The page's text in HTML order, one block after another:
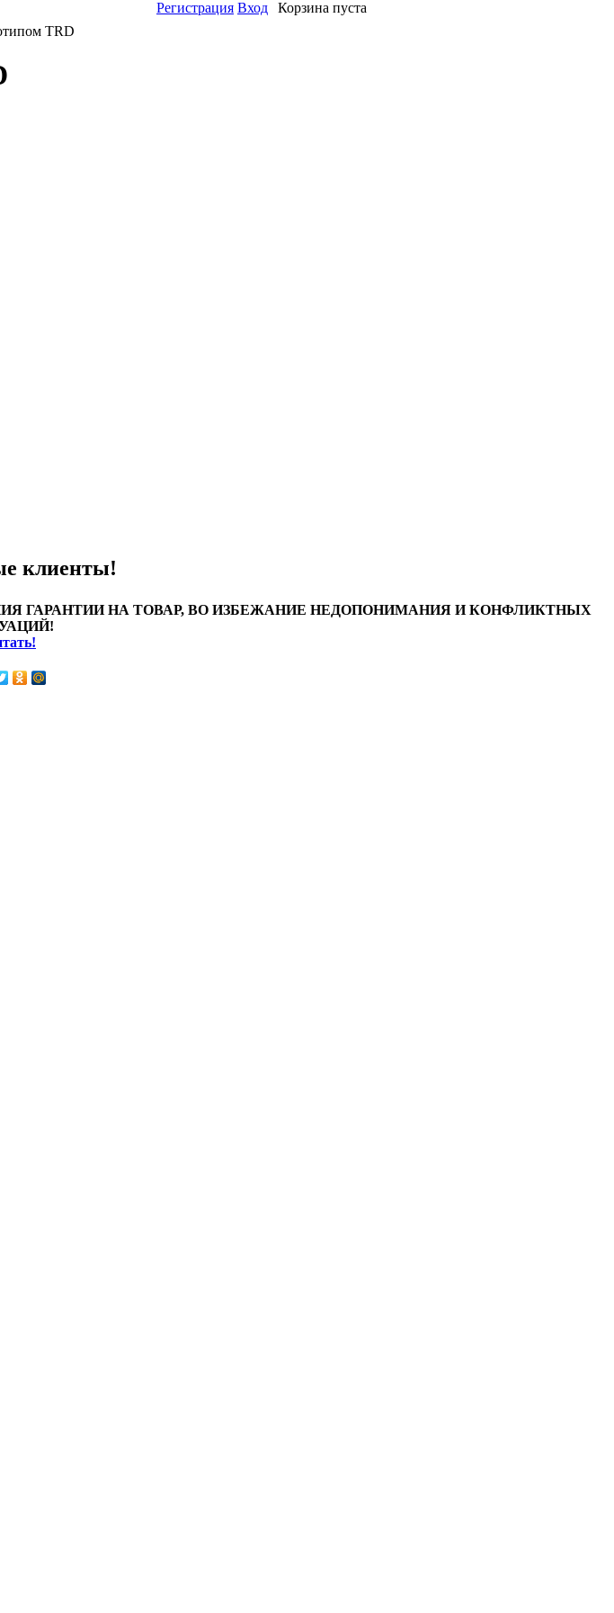
Корзина пуста
Регистрация Вход
TRD
клиенты!
ГАРАНТИИ НА ТОВАР, ВО ИЗБЕЖАНИЕ НЕДОПОНИМАНИЯ И КОНФЛИКТНЫХ